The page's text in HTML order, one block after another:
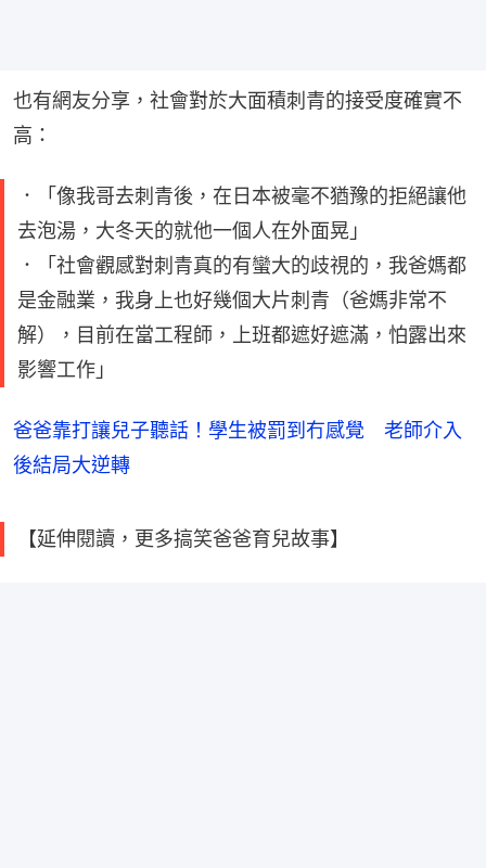
也有網友分享，社會對於大面積刺青的接受度確實不
高：
．「像我哥去刺青後，在日本被毫不猶豫的拒絕讓他
去泡湯，大冬天的就他一個人在外面晃」
．「社會觀感對刺青真的有蠻大的歧視的，我爸媽都
是金融業，我身上也好幾個大片刺青（爸媽非常不
解），目前在當工程師，上班都遮好遮滿，怕露出來
影響工作」
爸爸靠打讓兒子聽話！學生被罰到冇感覺 老師介入
後結局大逆轉
【延伸閱讀，更多搞笑爸爸育兒故事】